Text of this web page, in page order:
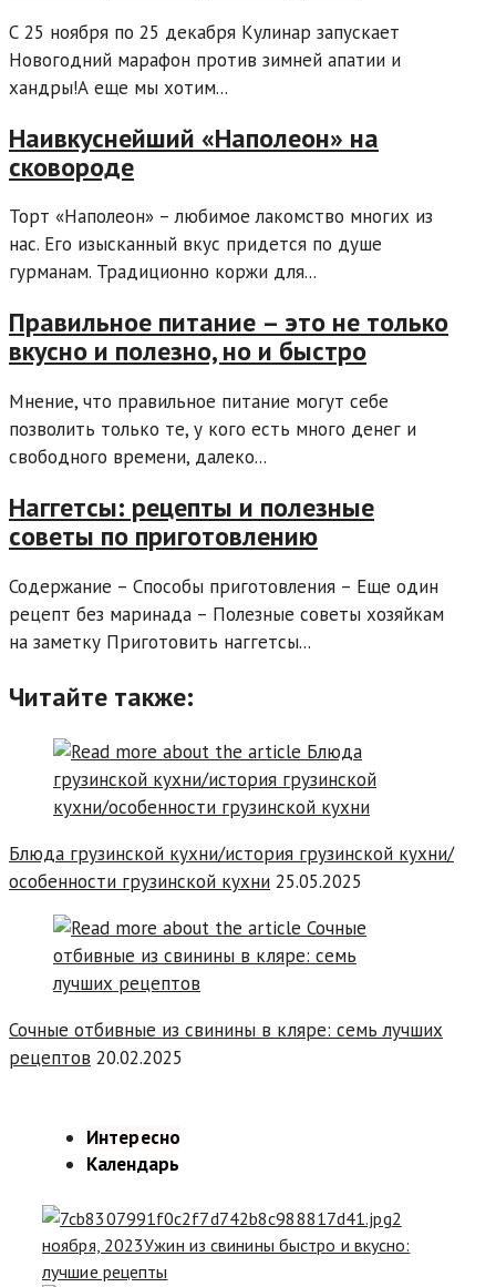
С 25 ноября по 25 декабря Кулинар запускает
Новогодний марафон против зимней апатии и
хандры!А еще мы хотим...
Наивкуснейший «Наполеон» на
сковороде
Торт «Наполеон» – любимое лакомство многих из
нас. Его изысканный вкус придется по душе
гурманам. Традиционно коржи для...
Правильное питание – это не только
вкусно и полезно, но и быстро
Мнение, что правильное питание могут себе
позволить только те, у кого есть много денег и
свободного времени, далеко...
Наггетсы: рецепты и полезные
советы по приготовлению
Содержание – Способы приготовления – Еще один
рецепт без маринада – Полезные советы хозяйкам
на заметку Приготовить наггетсы...
Читайте также:
Блюда грузинской кухни/история грузинской кухни/
особенности грузинской кухни 25.05.2025
Сочные отбивные из свинины в кляре: семь лучших
рецептов 20.02.2025
Интересно
Календарь
2
ноября, 2023Ужин из свинины быстро и вкусно:
лучшие рецепты